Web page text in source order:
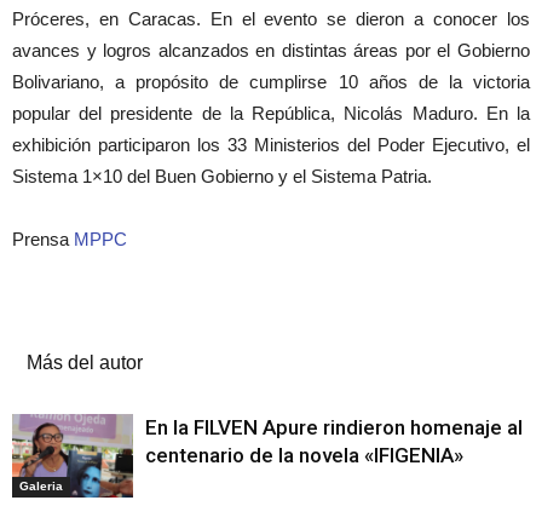
Próceres, en Caracas. En el evento se dieron a conocer los
avances y logros alcanzados en distintas áreas por el Gobierno
Bolivariano, a propósito de cumplirse 10 años de la victoria
popular del presidente de la República, Nicolás Maduro. En la
exhibición participaron los 33 Ministerios del Poder Ejecutivo, el
Sistema 1×10 del Buen Gobierno y el Sistema Patria.
Prensa MPPC
Más del autor
Galeria
En la FILVEN Apure rindieron homenaje al
centenario de la novela «IFIGENIA»